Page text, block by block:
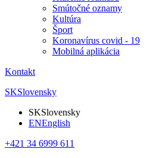
Smútočné oznamy
Kultúra
Šport
Koronavírus covid - 19
Mobilná aplikácia
Kontakt
SKSlovensky
SKSlovensky
ENEnglish
+421 34 6999 611